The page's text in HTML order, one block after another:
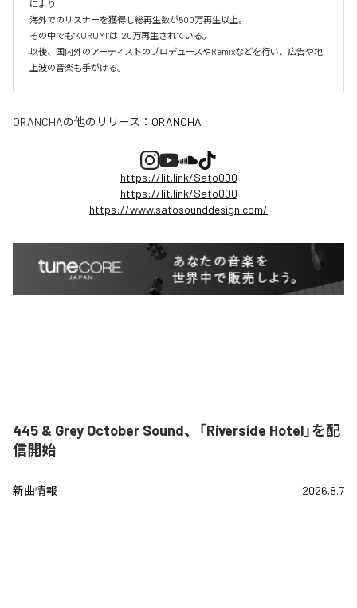
により
海外でのリスナーを獲得し総再生数が500万再生以上。
その中でも"KURUMI"は120万再生されている。
以後、国内外のアーティストのプロデュースやRemixなどを行い、広告や地
上波の音楽も手がける。
ORANCHAの他のリリース： ORANCHA
https://lit.link/Sato000
https://lit.link/Sato000
https://www.satosounddesign.com/
445 & Grey October Sound、「Riverside Hotel」を配
信開始
新曲情報 2026.8.7